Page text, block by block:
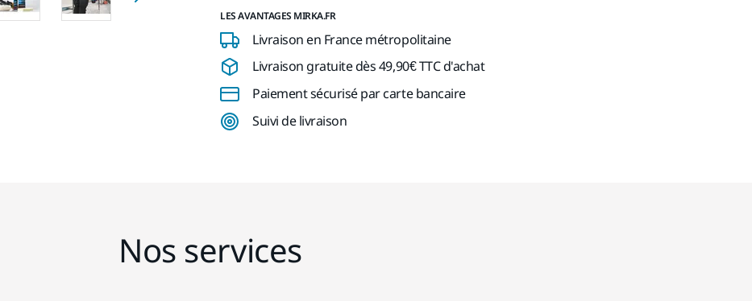
LES AVANTAGES MIRKA.FR
Livraison en France métropolitaine
Livraison gratuite dès 49,90€ TTC d'achat
Paiement sécurisé par carte bancaire
Suivi de livraison
Nos services